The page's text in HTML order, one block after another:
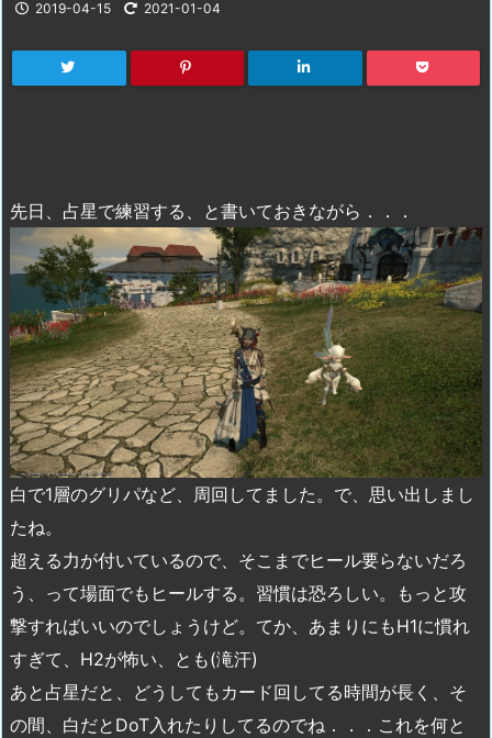
2019-04-15 2021-01-04
先日、占星で練習する、と書いておきながら．．．
白で1層のグリパなど、周回してました。で、思い出しまし
たね。
超える力が付いているので、そこまでヒール要らないだろ
う、って場面でもヒールする。習慣は恐ろしい。もっと攻
撃すればいいのでしょうけど。てか、あまりにもH1に慣れ
すぎて、H2が怖い、とも(滝汗)
あと占星だと、どうしてもカード回してる時間が長く、そ
の間、白だとDoT入れたりしてるのでね．．．これを何と